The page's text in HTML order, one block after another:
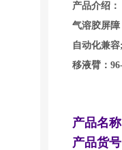
产品介绍
气溶胶屏
自动化
移液臂：
产品名
产品货